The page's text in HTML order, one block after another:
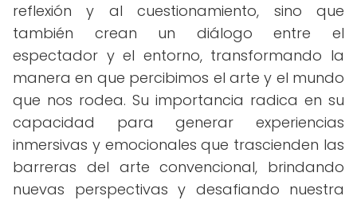
reflexión y al cuestionamiento, sino que
también crean un diálogo entre el
espectador y el entorno, transformando la
manera en que percibimos el arte y el mundo
que nos rodea. Su importancia radica en su
capacidad para generar experiencias
inmersivas y emocionales que trascienden las
barreras del arte convencional, brindando
nuevas perspectivas y desafiando nuestra